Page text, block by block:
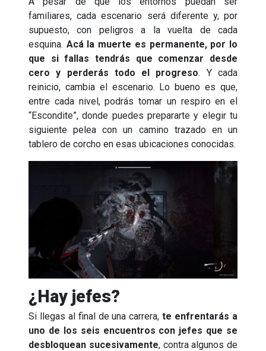
familiares, cada escenario será diferente y, por
supuesto, con peligros a la vuelta de cada
esquina. Acá la muerte es permanente, por lo
que si fallas tendrás que comenzar desde
cero y perderás todo el progreso. Y cada
reinicio, cambia el escenario. Lo bueno es que,
entre cada nivel, podrás tomar un respiro en el
“Escondite”, donde puedes prepararte y elegir tu
siguiente pelea con un camino trazado en un
tablero de corcho en esas ubicaciones conocidas.
¿Hay jefes?
Si llegas al final de una carrera,te enfrentarás a
uno de los seis encuentros con jefes que se
desbloquean sucesivamente, contra algunos de